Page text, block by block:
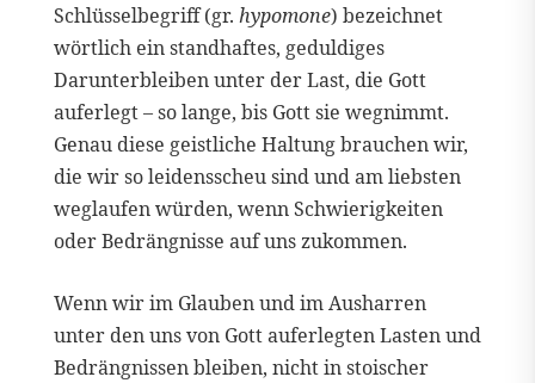
Schlüsselbegriff (gr. hypomone) bezeichnet
wörtlich ein standhaftes, geduldiges
Darunterbleiben unter der Last, die Gott
auferlegt – so lange, bis Gott sie wegnimmt.
Genau diese geistliche Haltung brauchen wir,
die wir so leidensscheu sind und am liebsten
weglaufen würden, wenn Schwierigkeiten
oder Bedrängnisse auf uns zukommen.
Wenn wir im Glauben und im Ausharren
unter den uns von Gott auferlegten Lasten und
Bedrängnissen bleiben, nicht in stoischer